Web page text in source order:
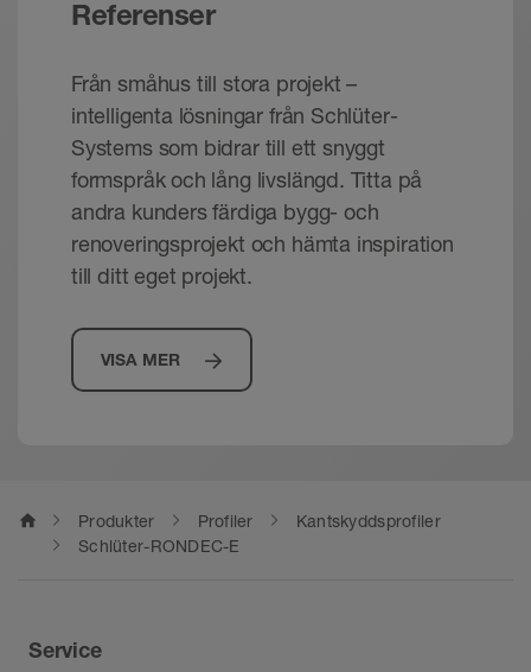
Referenser
Från småhus till stora projekt –
intelligenta lösningar från Schlüter-
Systems som bidrar till ett snyggt
formspråk och lång livslängd. Titta på
andra kunders färdiga bygg- och
renoveringsprojekt och hämta inspiration
till ditt eget projekt.
VISA MER
home Produkter Profiler
Kantskyddsprofiler
Schlüter-RONDEC-E
Service